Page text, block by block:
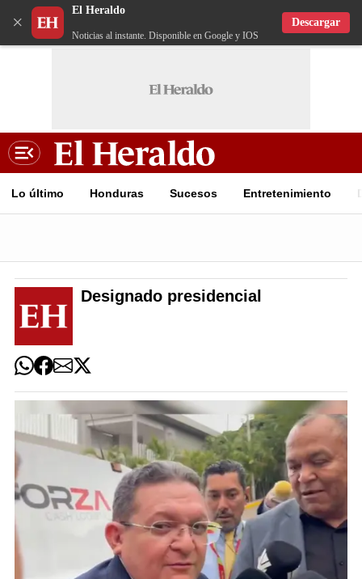
×
El Heraldo
Noticias al instante. Disponible en Google y IOS
Descargar
Lo último Honduras Sucesos Entretenimiento
Designado presidencial